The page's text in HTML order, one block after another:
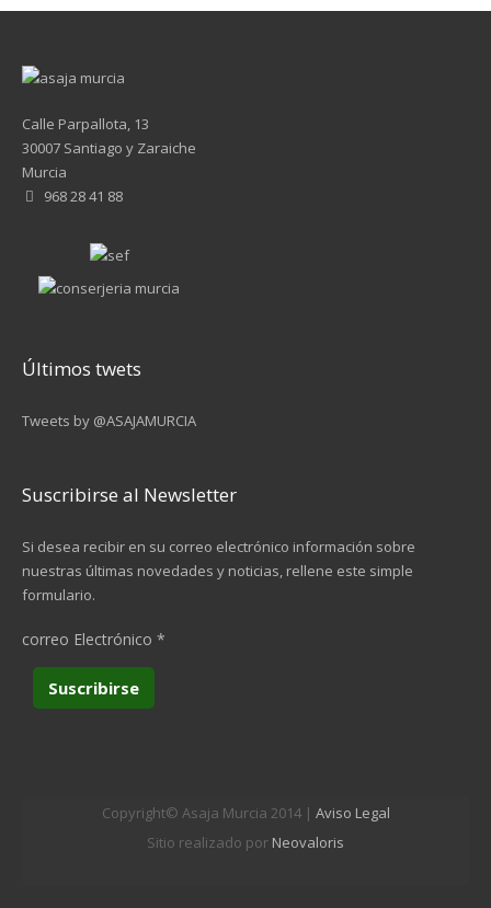
Calle Parpallota, 13
30007 Santiago y Zaraiche
Murcia
968 28 41 88
Últimos twets
Tweets by @ASAJAMURCIA
Suscribirse al Newsletter
Si desea recibir en su correo electrónico información sobre
nuestras últimas novedades y noticias, rellene este simple
formulario.
correo Electrónico *
Copyright© Asaja Murcia 2014 | Aviso Legal
Sitio realizado por Neovaloris